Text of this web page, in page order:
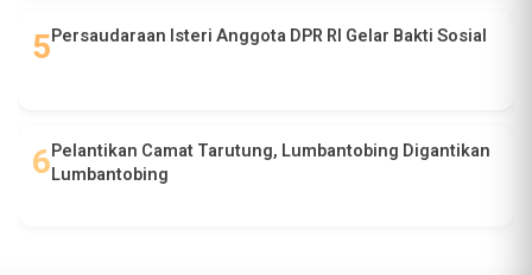
Persaudaraan Isteri Anggota DPR RI Gelar Bakti Sosial
Pelantikan Camat Tarutung, Lumbantobing Digantikan
Lumbantobing